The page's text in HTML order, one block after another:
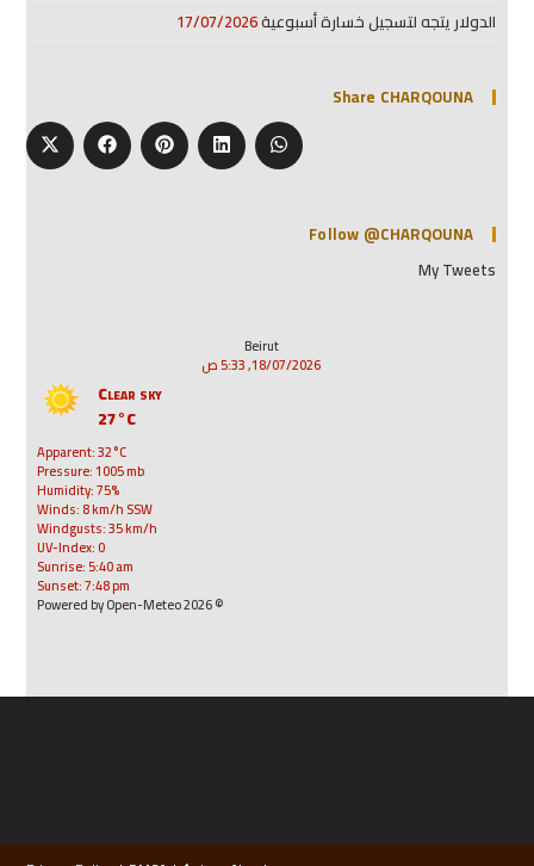
الدولار يتجه لتسجيل خسارة أسبوعية17/07/2026
Share CHARQOUNA
Follow @CHARQOUNA
My Tweets
Beirut
18/07/2026, 5:33 ص
Clear sky
27°C
Apparent: 32°C
Pressure: 1005 mb
Humidity: 75%
Winds: 8 km/h SSW
Windgusts: 35 km/h
UV-Index: 0
Sunrise: 5:40 am
Sunset: 7:48 pm
© 2026 Powered by Open-Meteo